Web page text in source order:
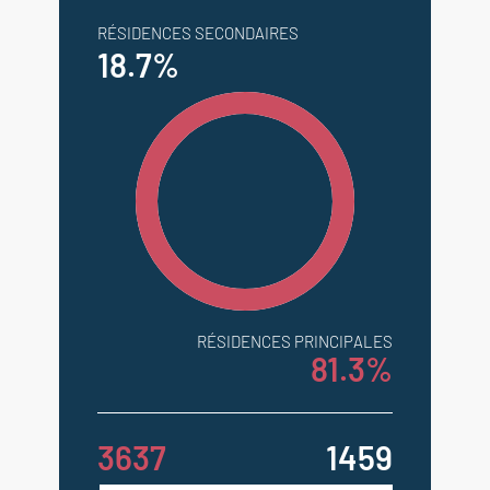
RÉSIDENCES SECONDAIRES
18.7%
RÉSIDENCES PRINCIPALES
81.3%
3637 1459